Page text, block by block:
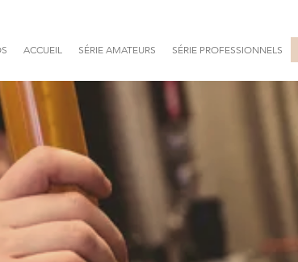
ACCUEIL SÉRIE AMATEURS SÉRIE PROFESSIONNELS